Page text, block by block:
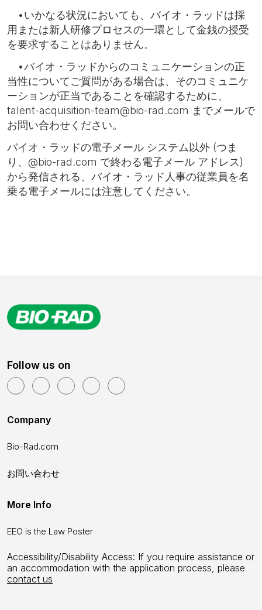
•いかなる状況においても、バイオ・ラッドは採
用または新人研修プロセスの一環として金銭の授受
を要求することはありません。
•バイオ・ラッドからのコミュニケーションの正
当性についてご質問がある場合は、そのコミュニケ
ーションが正当であることを確認するために、
talent-acquisition-team@bio-rad.com までメールで
お問い合わせください。
バイオ・ラッドの電子メール システム以外 (つま
り、@bio-rad.com で終わる電子メール アドレス)
から発信される、バイオ・ラッド人事の従業員を名
乗る電子メールには注意してください。
Follow us on
Company
Bio-Rad.com
お問い合わせ
More Info
EEO is the Law Poster
Accessibility/Disability Access: If you require assistance or
an accommodation with the application process, please
contact us